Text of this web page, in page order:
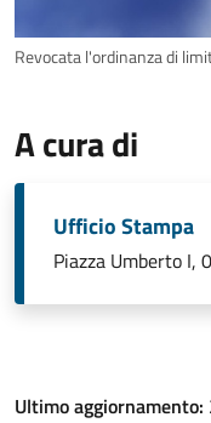
Revocata l'ordinanza di
A cura di
Ufficio Stampa
Piazza Umberto I,
Ultimo aggiornamento: